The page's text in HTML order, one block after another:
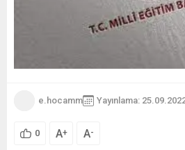
e.hocamm Yayınlama:
0 A+ A-